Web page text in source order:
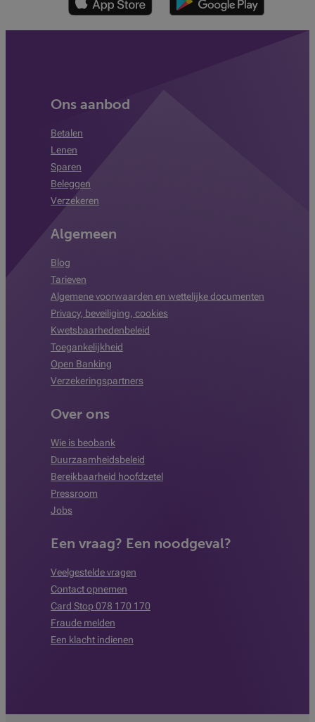
Ons aanbod
Betalen
Lenen
Sparen
Beleggen
Verzekeren
Algemeen
Blog
Tarieven
Algemene voorwaarden en wettelijke documenten
Privacy, beveiliging, cookies
Kwetsbaarhedenbeleid
Toegankelijkheid
Open Banking
Verzekeringspartners
Over ons
Wie is beobank
Duurzaamheidsbeleid
Bereikbaarheid hoofdzetel
Pressroom
Jobs
Een vraag? Een noodgeval?
Veelgestelde vragen
Contact opnemen
Card Stop 078 170 170
Fraude melden
Een klacht indienen